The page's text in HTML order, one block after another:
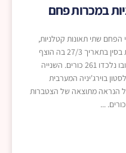
במכרות פחם
הפחם שתי תאונות קטלניות,
שהביאו למותם של עשרות כורים. האחת בסין בתאריך 27/3 בה הוצף
מכרה במחוז שאנקסי שבצפון המדינה, ובו נלכדו 261 כורים. השנייה
צ'רלסטון בוירג'יניה המערבית
הנראה מתוצאה של הצטברות